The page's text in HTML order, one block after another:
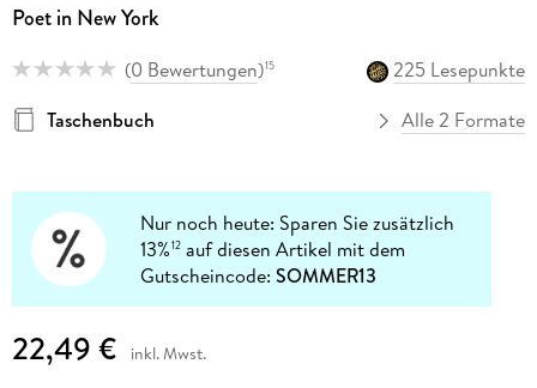
Poet in New York
(0 Bewertungen)15
225 Lesepunkte
Taschenbuch
Alle 2 Formate
Nur noch heute: Sparen Sie zusätzlich
13%12 auf diesen Artikel mit dem
Gutscheincode:SOMMER13
22,49 € inkl. Mwst.